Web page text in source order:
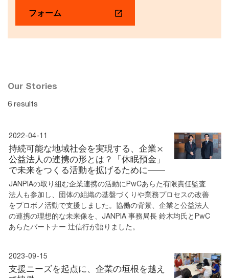
フォーム
Our Stories
6 results
2022-04-11
持続可能な地域社会を実現する、企業×
公益法人の連携の形とは？「休眠預金」
で未来をつくる活動を拡げるために――
JANPIAの取り組む企業連携の活動にPwCあらた有限責任監査
法人も参加し、団体の組織の基盤づくりや業務プロセスの改善
をプロボノ活動で支援しました。協働の背景、企業と公益法人
の連携の理想的な未来像を、JANPIA 事務局長 鈴木均氏とPwC
あらたパートナー 辻信行が語りました。
2023-09-15
支援ニーズを起点に、企業の垣根を越え